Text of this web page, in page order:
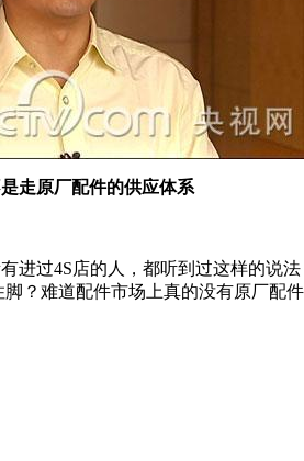
走原厂配件的供应体系
过4S店的人，都听到过这样的说
？难道配件市场上真的没有原厂配件